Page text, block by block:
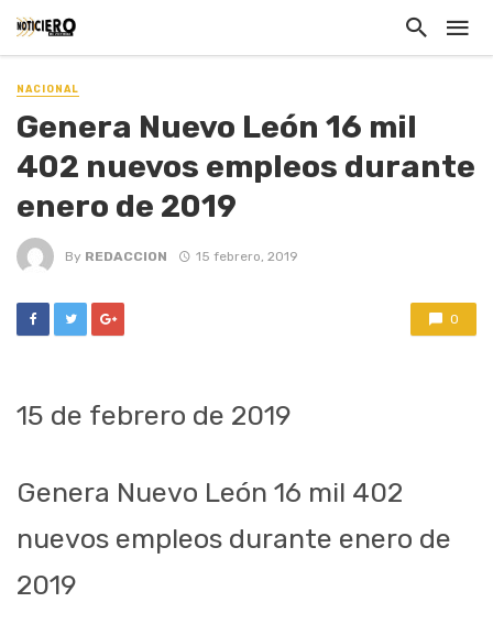
NACIONAL
Genera Nuevo León 16 mil
402 nuevos empleos durante
enero de 2019
By REDACCION 15 febrero, 2019
0
15 de febrero de 2019
Genera Nuevo León 16 mil 402
nuevos empleos durante enero de
2019